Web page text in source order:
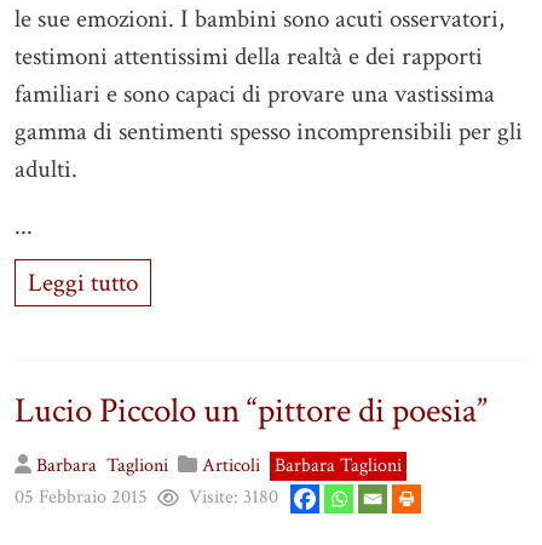
le sue emozioni. I bambini sono acuti osservatori,
testimoni attentissimi della realtà e dei rapporti
familiari e sono capaci di provare una vastissima
gamma di sentimenti spesso incomprensibili per gli
adulti.
...
Leggi tutto
Lucio Piccolo un “pittore di poesia”
Barbara Taglioni Articoli Barbara Taglioni
05 Febbraio 2015
Visite: 3180